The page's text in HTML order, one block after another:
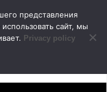
новинки зарубежного
представления
сайт, мы
Privacy policy